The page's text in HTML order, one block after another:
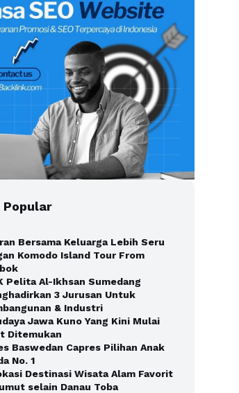
Popular
Bersama Keluarga Lebih Seru
Komodo Island Tour From
Pelita Al-Ikhsan Sumedang
3 Jurusan Untuk
& Industri
Jawa Kuno Yang Kini Mulai
Ditemukan
Baswedan Capres Pilihan Anak
No. 1
Destinasi Wisata Alam Favorit
selain Danau Toba